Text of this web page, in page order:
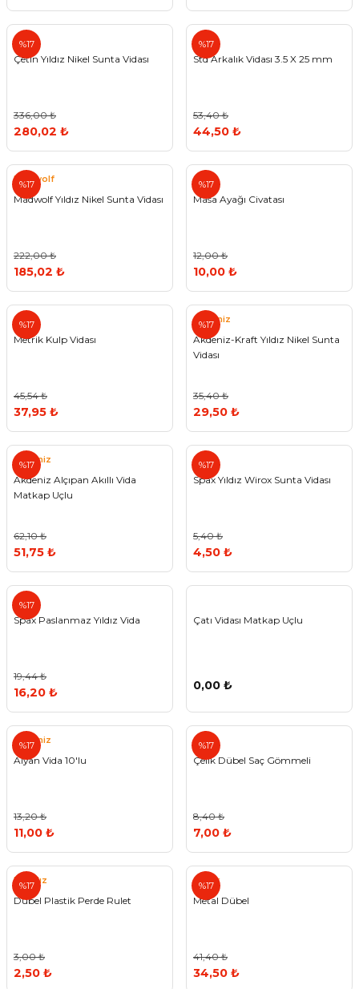
%17
Çetin Yıldız Nikel Sunta Vidası
336,00 ₺
280,02 ₺
%17
Std
Std Arkalık Vidası 3.5 X 25 mm
53,40 ₺
44,50 ₺
%17
Madwolf
Madwolf Yıldız Nikel Sunta Vidası
222,00 ₺
185,02 ₺
%17
Masa Ayağı Civatası
12,00 ₺
10,00 ₺
%17
Std
Metrik Kulp Vidası
45,54 ₺
37,95 ₺
%17
Akdeniz
Akdeniz-Kraft Yıldız Nikel Sunta
Vidası
35,40 ₺
29,50 ₺
%17
Akdeniz
Akdeniz Alçıpan Akıllı Vida
Matkap Uçlu
62,10 ₺
51,75 ₺
%17
Spax
Spax Yıldız Wirox Sunta Vidası
5,40 ₺
4,50 ₺
%17
Spax
Spax Paslanmaz Yıldız Vida
19,44 ₺
16,20 ₺
Çatı Vidası Matkap Uçlu
0,00 ₺
%17
Akdeniz
Alyan Vida 10'lu
13,20 ₺
11,00 ₺
%17
Çelik Dübel Saç Gömmeli
8,40 ₺
7,00 ₺
%17
Eryıldız
Dübel Plastik Perde Rulet
3,00 ₺
2,50 ₺
%17
Ayder
Metal Dübel
41,40 ₺
34,50 ₺